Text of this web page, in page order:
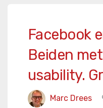
Facebook
Beiden
usability.
Marc Drees